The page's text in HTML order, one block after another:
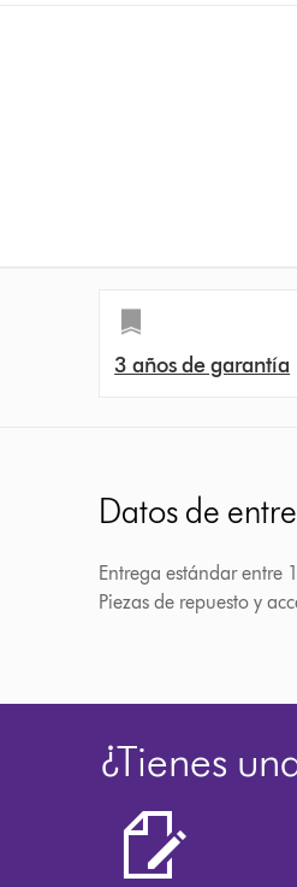
3 años de garantía
Datos de
Entrega estándar entre
Piezas de repuesto y
¿Tienes